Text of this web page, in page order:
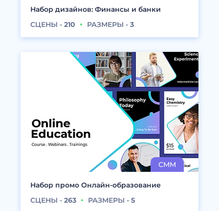
Набор дизайнов: Финансы и банки
СЦЕНЫ - 210 РАЗМЕРЫ - 3
Набор промо Онлайн-образование
СЦЕНЫ - 263 РАЗМЕРЫ - 5